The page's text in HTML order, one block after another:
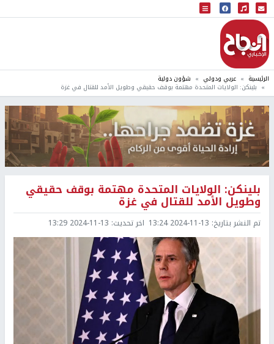
البث المباشر
إذاعة النجاح
الرئيسية عربي ودولي شؤون دولية
بلينكن: الولايات المتحدة مهتمة بوقف حقيقي وطويل الأمد للقتال في غزة
بلينكن: الولايات المتحدة مهتمة بوقف حقيقي
وطويل الأمد للقتال في غزة
تم النشر بتاريخ: 2024-11-13 13:24 اخر تحديث: 2024-11-13 13:29